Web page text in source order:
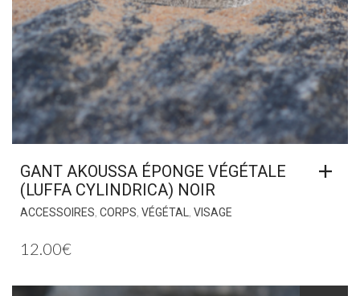
GANT AKOUSSA ÉPONGE VÉGÉTALE
(LUFFA CYLINDRICA) NOIR
ACCESSOIRES, CORPS, VÉGÉTAL , VISAGE
12.00€